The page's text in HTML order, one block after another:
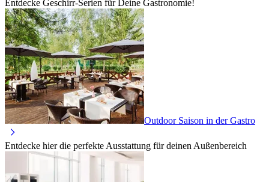
Entdecke Geschirr-Serien für Deine Gastronomie!
Outdoor Saison in der Gastro
Entdecke hier die perfekte Ausstattung für deinen Außenbereich